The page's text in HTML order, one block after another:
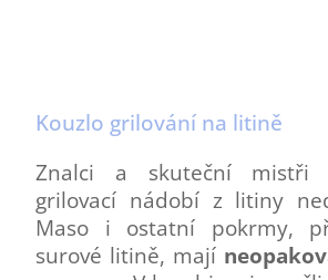
Kouzlo grilování na litině
Znalci a skuteční mistři
grilovací nádobí z litiny
Maso i ostatní pokrmy,
surové litině, mají